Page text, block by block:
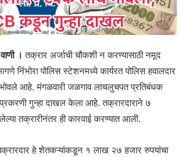
। तक्रार अर्जाची चौकशी न करण्यासाठी नमूद
निंभोरा पोलिस स्टेशनमध्ये कार्यरत पोलिस हवालदार
आहे. मंगळवारी जळगाव लाचलुचपत प्रतिबंधक
गुन्हा दाखल केला आहे. तक्रारदाराने ७
तक्रारीनंतर ही कारवाई करण्यात आली.
तक्रारदार हे शेतकऱ्यांकडून १ लाख २७ हजार रुपयांचा